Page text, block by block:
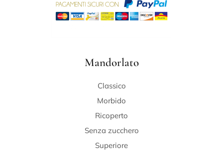
Mandorlato
Classico
Morbido
Ricoperto
Senza zucchero
Superiore